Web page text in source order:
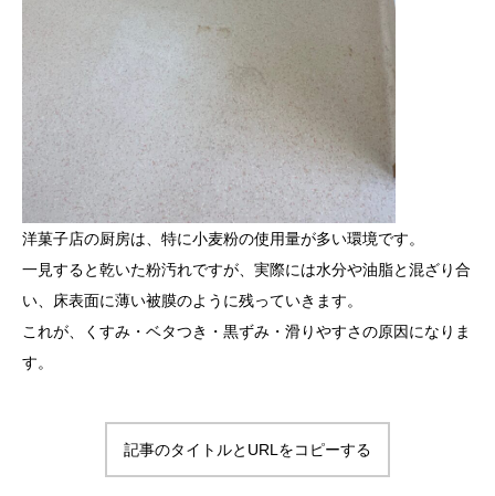
洋菓子店の厨房は、特に小麦粉の使用量が多い環境です。
一見すると乾いた粉汚れですが、実際には水分や油脂と混ざり合
い、床表面に薄い被膜のように残っていきます。
これが、くすみ・ベタつき・黒ずみ・滑りやすさの原因になりま
す。
記事のタイトルとURLをコピーする